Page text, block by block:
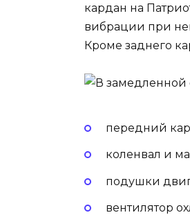
кардан на
вибрации при
Кроме заднего
передний
коленвал и
подушки
вентилятор